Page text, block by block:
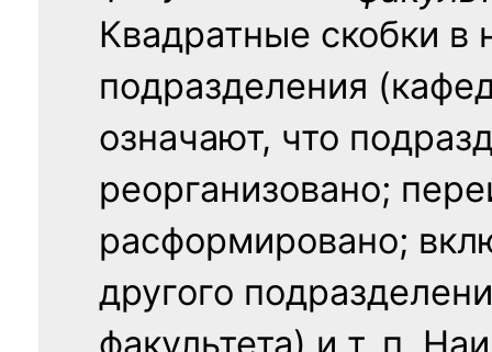
Квадратные скобки в
подразделения
означают, что
реорганизовано;
расформировано;
другого